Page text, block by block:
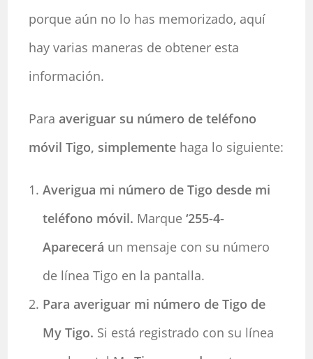
porque aún no lo has memorizado, aquí
hay varias maneras de obtener esta
información.
Para averiguar su número de teléfono
móvil Tigo, simplemente haga lo siguiente:
Averigua mi número de Tigo desde mi
teléfono móvil. Marque‘255-4-
Aparecerá un mensaje con su número
de línea Tigo en la pantalla.
Para averiguar mi número de Tigo de
My Tigo. Si está registrado con su línea